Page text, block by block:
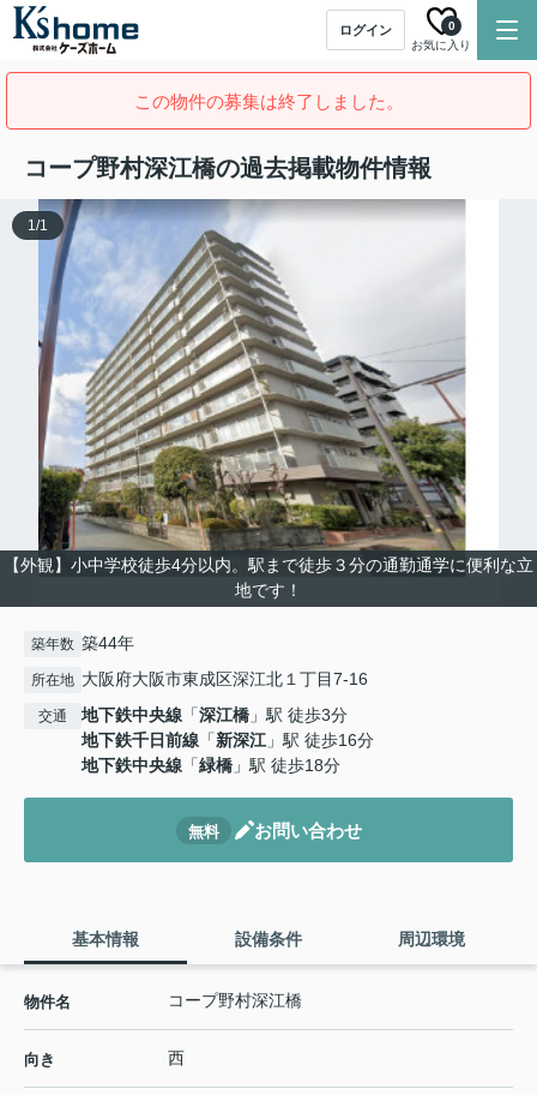
ログイン
お気に入り
0
この物件の募集は終了しました。
コープ野村深江橋の過去掲載物件情報
【外観】小中学校徒歩4分以内。駅まで徒歩３分の通勤通学に便利な立
地です！
1/1
築年数 築44年
所在地 大阪府大阪市東成区深江北１丁目7-16
交通 地下鉄中央線 「深江橋 」駅 徒歩3分
地下鉄千日前線 「新深江」駅 徒歩16分
地下鉄中央線 「緑橋 」駅 徒歩18分
無料 お問い合わせ
基本情報 設備条件 周辺環境
物件名 コープ野村深江橋
向き 西